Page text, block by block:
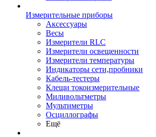
Измерительные приборы
Аксессуары
Весы
Измерители RLC
Измерители освещенности
Измерители температуры
Индикаторы сети,пробники
Кабель-тестеры
Клещи токоизмерительные
Миливольтметры
Мультиметры
Осциллографы
Ещё